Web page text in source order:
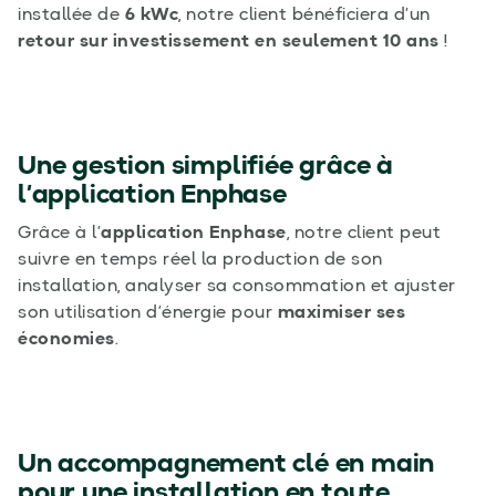
installée de 6 kWc, notre client bénéficiera d’un
retour sur investissement en seulement 10 ans !
Une gestion simplifiée grâce à
l’application Enphase
Grâce à l’application Enphase, notre client peut
suivre en temps réel la production de son
installation, analyser sa consommation et ajuster
son utilisation d’énergie pour maximiser ses
économies.
Un accompagnement clé en main